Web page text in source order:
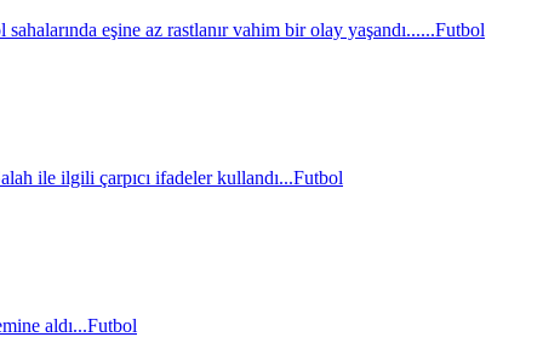
eşine az rastlanır vahim bir olay yaşandı......Futbol
ile ilgili çarpıcı ifadeler kullandı...Futbol
aldı...Futbol